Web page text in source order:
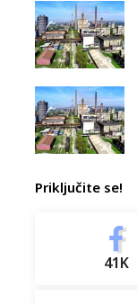
Priključite se!
41K